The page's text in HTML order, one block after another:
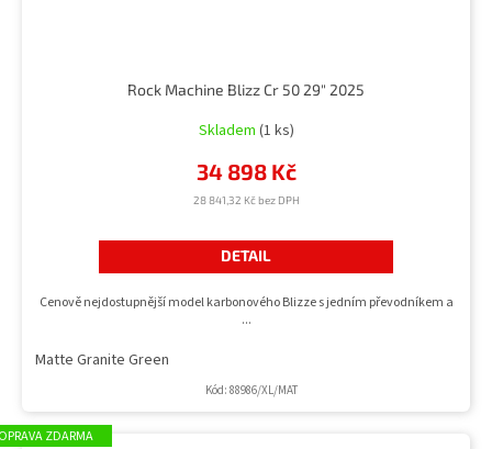
Rock Machine Blizz Cr 50 29" 2025
Skladem (1 ks)
28 841,32 Kč bez DPH
34 898 Kč
DETAIL
Cenově nejdostupnější model karbonového Blizze s jedním převodníkem a
...
Matte Granite Green
Kód: 88986/XL/MAT
ZDARMA